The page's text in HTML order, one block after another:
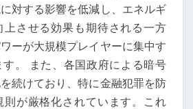
と
規
制
変
更
対する影響を低減し、エネルギ
上させる効果も期待される一方
ーが大規模プレイヤーに集中す
。 また、各国政府による暗号
続けており、特に金融犯罪を防
則が厳格化されています。これ